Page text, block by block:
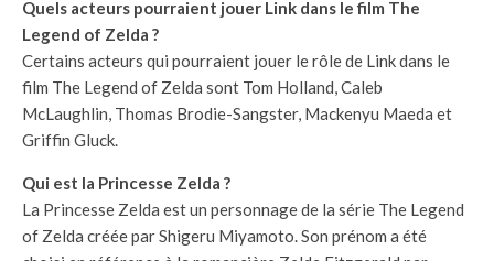
Quels acteurs pourraient jouer Link dans le film The
Legend of Zelda ?
Certains acteurs qui pourraient jouer le rôle de Link dans le
film The Legend of Zelda sont Tom Holland, Caleb
McLaughlin, Thomas Brodie-Sangster, Mackenyu Maeda et
Griffin Gluck.
Qui est la Princesse Zelda ?
La Princesse Zelda est un personnage de la série The Legend
of Zelda créée par Shigeru Miyamoto. Son prénom a été